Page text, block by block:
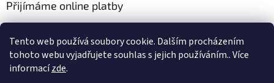
Tento web používá soubory cookie. Dalším procházením
tohoto webu vyjadřujete souhlas s jejich používáním.. Více
informacízde.
Přijímáme online platby